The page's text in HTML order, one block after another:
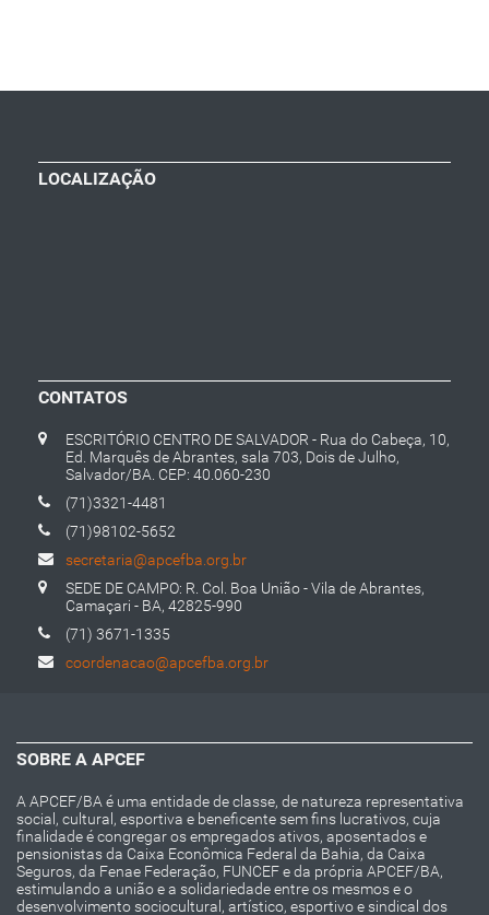
LOCALIZAÇÃO
CONTATOS
ESCRITÓRIO CENTRO DE SALVADOR - Rua do Cabeça, 10,
Ed. Marquês de Abrantes, sala 703, Dois de Julho,
Salvador/BA. CEP: 40.060-230
(71)3321-4481
(71)98102-5652
secretaria@apcefba.org.br
SEDE DE CAMPO: R. Col. Boa União - Vila de Abrantes,
Camaçari - BA, 42825-990
(71) 3671-1335
coordenacao@apcefba.org.br
SOBRE A APCEF
A APCEF/BA é uma entidade de classe, de natureza representativa
social, cultural, esportiva e beneficente sem fins lucrativos, cuja
finalidade é congregar os empregados ativos, aposentados e
pensionistas da Caixa Econômica Federal da Bahia, da Caixa
Seguros, da Fenae Federação, FUNCEF e da própria APCEF/BA,
estimulando a união e a solidariedade entre os mesmos e o
desenvolvimento sociocultural, artístico, esportivo e sindical dos